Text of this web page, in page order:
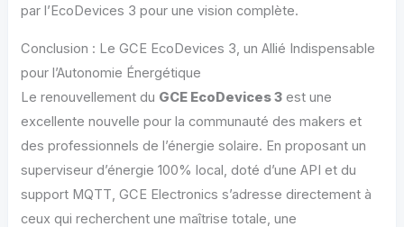
par l’EcoDevices 3 pour une vision complète.
Conclusion : Le GCE EcoDevices 3, un Allié Indispensable
pour l’Autonomie Énergétique
Le renouvellement du GCE EcoDevices 3 est une
excellente nouvelle pour la communauté des makers et
des professionnels de l’énergie solaire. En proposant un
superviseur d’énergie 100% local, doté d’une API et du
support MQTT, GCE Electronics s’adresse directement à
ceux qui recherchent une maîtrise totale, une